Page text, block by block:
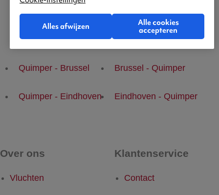
Populaire vluchten
Quimper - Brussel Brussel - Quimper
Quimper - Eindhoven Eindhoven - Quimper
Over ons
Vluchten
Klantenservice
Contact
Alles afwijzen
Alle cookies
accepteren